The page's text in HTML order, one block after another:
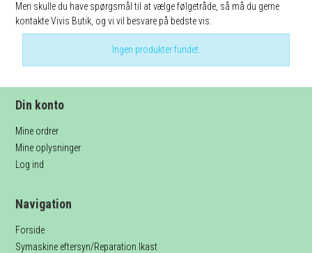
Men skulle du have spørgsmål til at vælge følgetråde, så må du gerne
kontakte Vivis Butik, og vi vil besvare på bedste vis.
Ingen produkter fundet.
Din konto
Mine ordrer
Mine oplysninger
Log ind
Navigation
Forside
Symaskine eftersyn/Reparation Ikast